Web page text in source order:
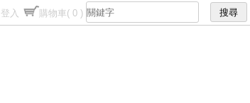
登入 購物車( 0 )